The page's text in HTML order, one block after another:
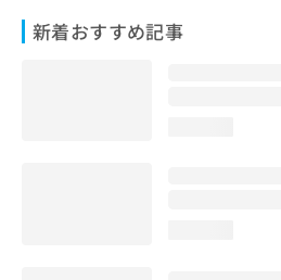
新着おすすめ記事
問